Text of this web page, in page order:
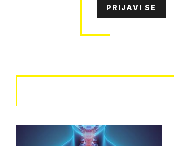
PRIJAVI SE